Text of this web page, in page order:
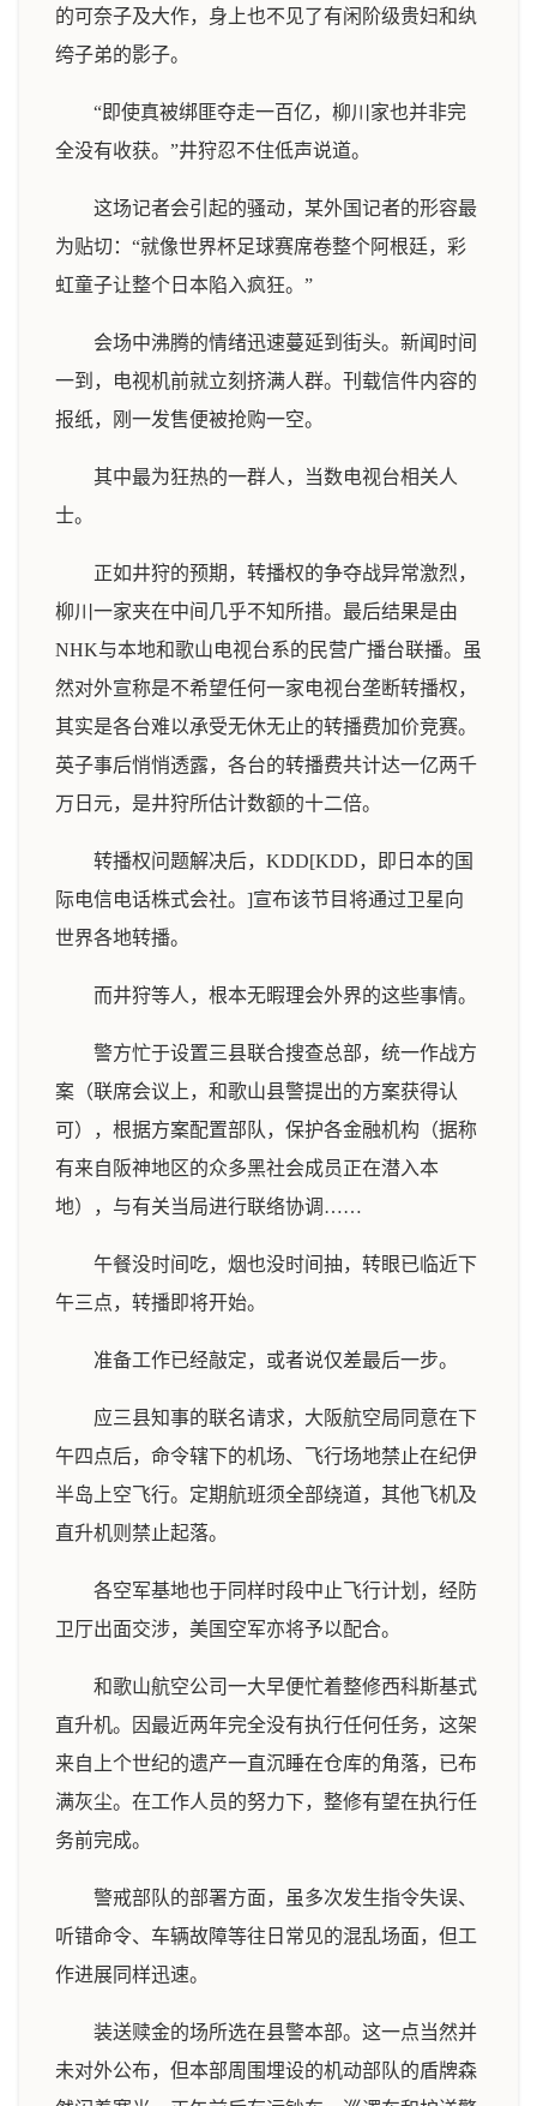
的可奈子及大作，身上也不见了有闲阶级贵妇和纨
绔子弟的影子。
“即使真被绑匪夺走一百亿，柳川家也并非完
全没有收获。”井狩忍不住低声说道。
这场记者会引起的骚动，某外国记者的形容最
为贴切：“就像世界杯足球赛席卷整个阿根廷，彩
虹童子让整个日本陷入疯狂。”
会场中沸腾的情绪迅速蔓延到街头。新闻时间
一到，电视机前就立刻挤满人群。刊载信件内容的
报纸，刚一发售便被抢购一空。
其中最为狂热的一群人，当数电视台相关人
士。
正如井狩的预期，转播权的争夺战异常激烈，
柳川一家夹在中间几乎不知所措。最后结果是由
NHK与本地和歌山电视台系的民营广播台联播。虽
然对外宣称是不希望任何一家电视台垄断转播权，
其实是各台难以承受无休无止的转播费加价竞赛。
英子事后悄悄透露，各台的转播费共计达一亿两千
万日元，是井狩所估计数额的十二倍。
转播权问题解决后，KDD[KDD，即日本的国
际电信电话株式会社。]宣布该节目将通过卫星向
世界各地转播。
而井狩等人，根本无暇理会外界的这些事情。
警方忙于设置三县联合搜查总部，统一作战方
案（联席会议上，和歌山县警提出的方案获得认
可），根据方案配置部队，保护各金融机构（据称
有来自阪神地区的众多黑社会成员正在潜入本
地），与有关当局进行联络协调……
午餐没时间吃，烟也没时间抽，转眼已临近下
午三点，转播即将开始。
准备工作已经敲定，或者说仅差最后一步。
应三县知事的联名请求，大阪航空局同意在下
午四点后，命令辖下的机场、飞行场地禁止在纪伊
半岛上空飞行。定期航班须全部绕道，其他飞机及
直升机则禁止起落。
各空军基地也于同样时段中止飞行计划，经防
卫厅出面交涉，美国空军亦将予以配合。
和歌山航空公司一大早便忙着整修西科斯基式
直升机。因最近两年完全没有执行任何任务，这架
来自上个世纪的遗产一直沉睡在仓库的角落，已布
满灰尘。在工作人员的努力下，整修有望在执行任
务前完成。
警戒部队的部署方面，虽多次发生指令失误、
听错命令、车辆故障等往日常见的混乱场面，但工
作进展同样迅速。
装送赎金的场所选在县警本部。这一点当然并
未对外公布，但本部周围埋设的机动部队的盾牌森